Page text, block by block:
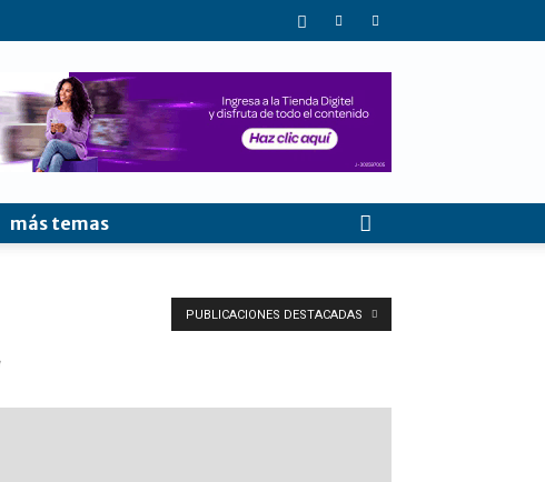
más temas
PUBLICACIONES DESTACADAS